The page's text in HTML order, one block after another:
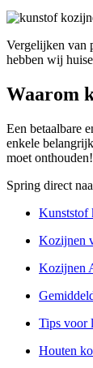
Vergelijken van
hebben wij
Waarom
Een betaalbare
enkele
moet onthouden!
Spring direct
Kunststof
Kozijnen
Kozijnen
Tips voor
Houten